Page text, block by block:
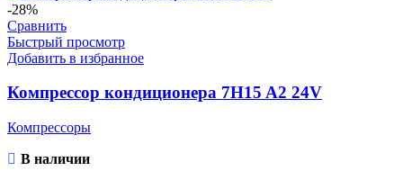
-28%
Сравнить
Быстрый просмотр
Добавить в избранное
Компрессор кондиционера 7H15 A2 24V
Компрессоры
В наличии